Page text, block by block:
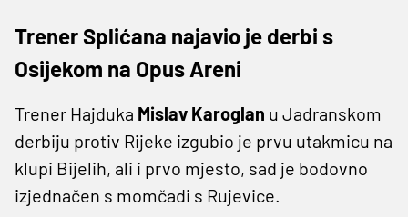
Trener Splićana najavio je derbi s
Osijekom na Opus Areni
Trener Hajduka Mislav Karoglan u Jadranskom
derbiju protiv Rijeke izgubio je prvu utakmicu na
klupi Bijelih, ali i prvo mjesto, sad je bodovno
izjednačen s momčadi s Rujevice.